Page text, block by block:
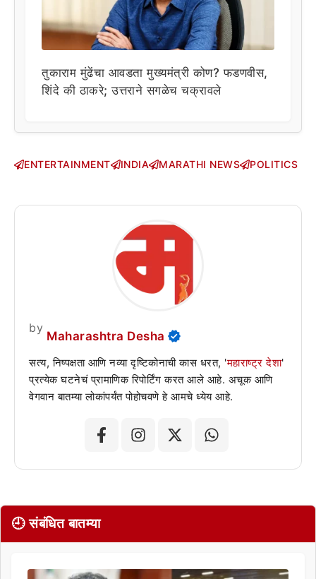
तुकाराम मुंढेंचा आवडता मुख्यमंत्री कोण? फडणवीस,
शिंदे की ठाकरे; उत्तराने सगळेच चक्रावले
ENTERTAINMENT INDIA MARATHI NEWS POLITICS
by
Maharashtra Desha
सत्य, निष्पक्षता आणि नव्या दृष्टिकोनाची कास धरत, 'महाराष्ट्र देशा'
प्रत्येक घटनेचं प्रामाणिक रिपोर्टिंग करत आले आहे. अचूक आणि
वेगवान बातम्या लोकांपर्यंत पोहोचवणे हे आमचे ध्येय आहे.
🕘 संबंधित बातम्या